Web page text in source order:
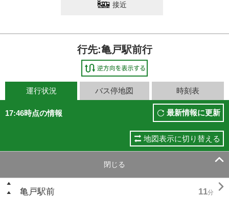
接近
行先:亀戸駅前行
運行状況 バス停地図 時刻表
17:46時点の情報 最新情報に更新
地図表示に切り替える
閉じる 
亀戸駅前 11分 